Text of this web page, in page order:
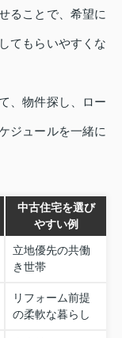
ることで、希望に
てもらいやすくな
、物件探し、ロー
ジュールを一緒に
中古住宅を選び
やすい例
立地優先の共働
き世帯
リフォーム前提
の柔軟な暮らし